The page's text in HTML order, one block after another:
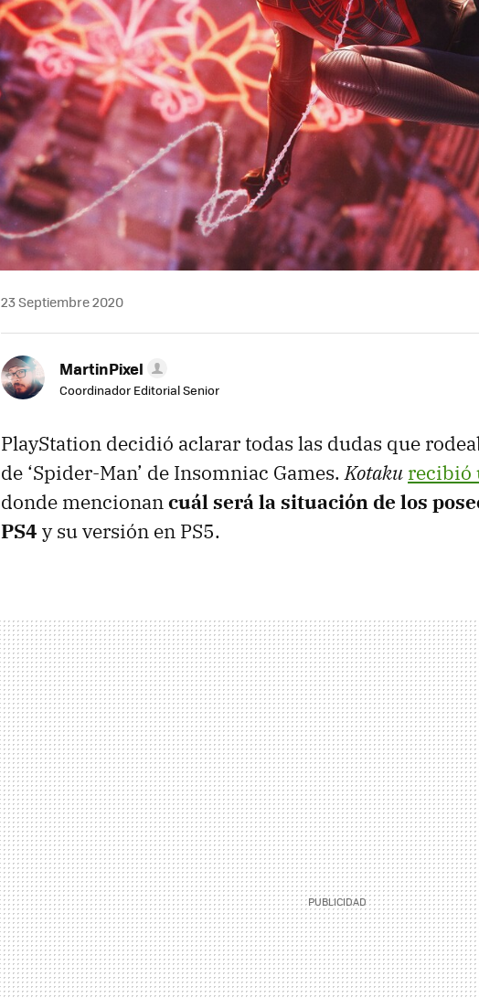
23 Septiembre 2020
MartinPixel
Coordinador Editorial Senior
PlayStation decidió aclarar todas las dudas que
de ‘Spider-Man’ de Insomniac Games.Kotaku recibió
donde mencionancuál será la situación de los
PS4 y su versión en PS5.